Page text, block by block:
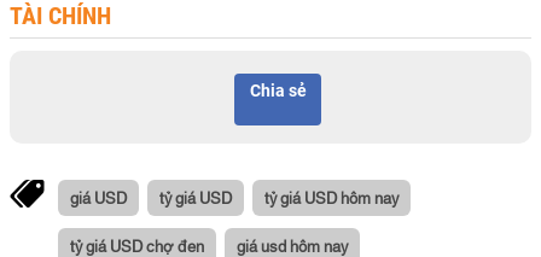
TÀI CHÍNH
Chia sẻ
giá USD tỷ giá USD tỷ giá USD hôm nay
tỷ giá USD chợ đen giá usd hôm nay